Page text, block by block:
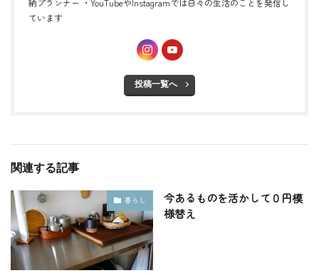
ています
投稿一覧へ
関連する記事
暮らし
今あるものを活かして０円模
様替え